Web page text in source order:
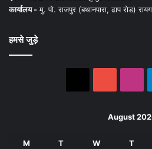
कार्यालय -मु. पो. राजपुर (बथानपारा, ढाप रोड)
हमसे जुड़े
August
M T W T